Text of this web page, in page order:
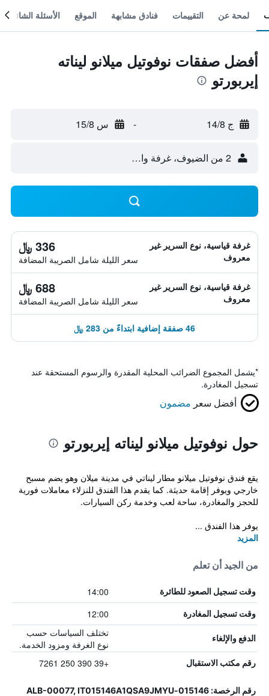
لمحة عن التقييمات فنادق مشابهة الموقع الأسئلة الشائعة
أفضل صفقات نوفوتيل ميلانو ليناته
إيربورتو
ج 14/8 - س 15/8
2 من الضيوف، غرفة واحدة
غرفة قياسية، نوع السرير غير
معروف
336 ﷼
سعر الليلة شامل الصريبة المضافة
غرفة قياسية، نوع السرير غير
معروف
688 ﷼
سعر الليلة شامل الصريبة المضافة
46 صفقة إضافية ابتداءً من 283 ﷼
*يشمل المجموع الضرائب المحلية المقدرة والرسوم المستحقة عند
تسجيل المغادرة.
أفضل سعر مضمون
حول نوفوتيل ميلانو ليناته إيربورتو
يقع فندق نوفوتيل ميلانو مطار ليناتي في مدينة ميلان وهو يضم مسبح
خارجي ويوفر إقامة حديثة. كما يقدم هذا الفندق للنزلاء معاملات فورية
للحجز والمغادرة، ساحة لعب وخدمة ركن السيارات.
يوفر هذا الفندق ...
المزيد
من الجيد أن تعلم
وقت تسجيل الصعود للطائرة 14:00
وقت تسجيل المغادرة 12:00
الدفع والإلغاء
تختلف السياسات حسب
نوع الغرفة ومزود الخدمة.
رقم مكتب الاستقبال +39 390 250 7261
رقم الرخصة: 015146-ALB-00077, IT015146A1QSA9JMYU